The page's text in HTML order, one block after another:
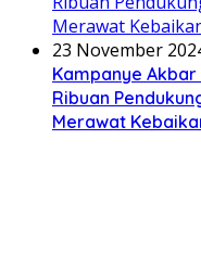
23 November
Kampanye
Ribuan
Merawat